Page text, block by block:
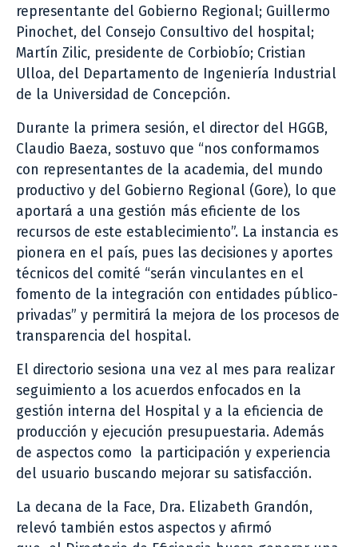
representante del Gobierno Regional; Guillermo
Pinochet, del Consejo Consultivo del hospital;
Martín Zilic, presidente de Corbiobío; Cristian
Ulloa, del Departamento de Ingeniería Industrial
de la Universidad de Concepción.
Durante la primera sesión, el director del HGGB,
Claudio Baeza, sostuvo que “nos conformamos
con representantes de la academia, del mundo
productivo y del Gobierno Regional (Gore), lo que
aportará a una gestión más eficiente de los
recursos de este establecimiento”. La instancia es
pionera en el país, pues las decisiones y aportes
técnicos del comité “serán vinculantes en el
fomento de la integración con entidades público-
privadas” y permitirá la mejora de los procesos de
transparencia del hospital.
El directorio sesiona una vez al mes para realizar
seguimiento a los acuerdos enfocados en la
gestión interna del Hospital y a la eficiencia de
producción y ejecución presupuestaria. Además
de aspectos como la participación y experiencia
del usuario buscando mejorar su satisfacción.
La decana de la Face, Dra. Elizabeth Grandón,
relevó también estos aspectos y afirmó